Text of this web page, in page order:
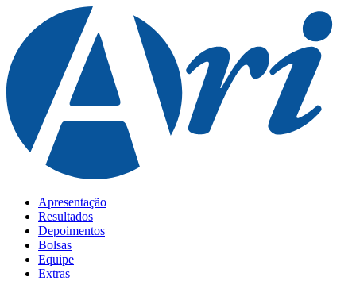
Apresentação
Resultados
Depoimentos
Bolsas
Equipe
Extras